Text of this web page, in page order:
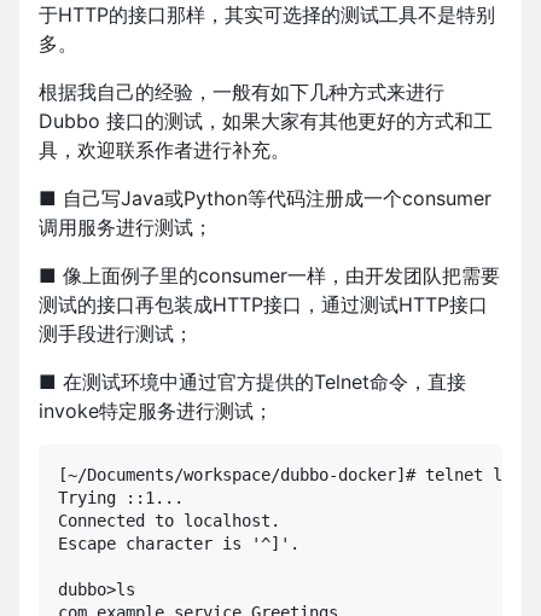
于HTTP的接口那样，其实可选择的测试工具不是特别
多。
根据我自己的经验，一般有如下几种方式来进行
Dubbo 接口的测试，如果大家有其他更好的方式和工
具，欢迎联系作者进行补充。
■ 自己写Java或Python等代码注册成一个consumer
调用服务进行测试；
■ 像上面例子里的consumer一样，由开发团队把需要
测试的接口再包装成HTTP接口，通过测试HTTP接口
测手段进行测试；
■ 在测试环境中通过官方提供的Telnet命令，直接
invoke特定服务进行测试；
[~/Documents/workspace/dubbo-docker]# telnet
Trying ::1...
Connected to localhost.
Escape character is '^]'.
dubbo>ls